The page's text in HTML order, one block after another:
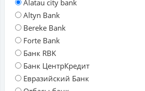
Alatau city bank
Altyn Bank
Bereke Bank
Forte Bank
Банк RBK
Банк ЦентрКредит
Евразийский Банк